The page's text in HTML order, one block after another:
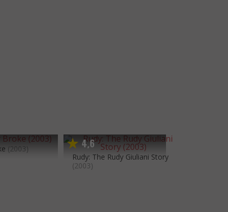
(2003) 4,6
Rudy: The Rudy Giuliani Story
(2003)